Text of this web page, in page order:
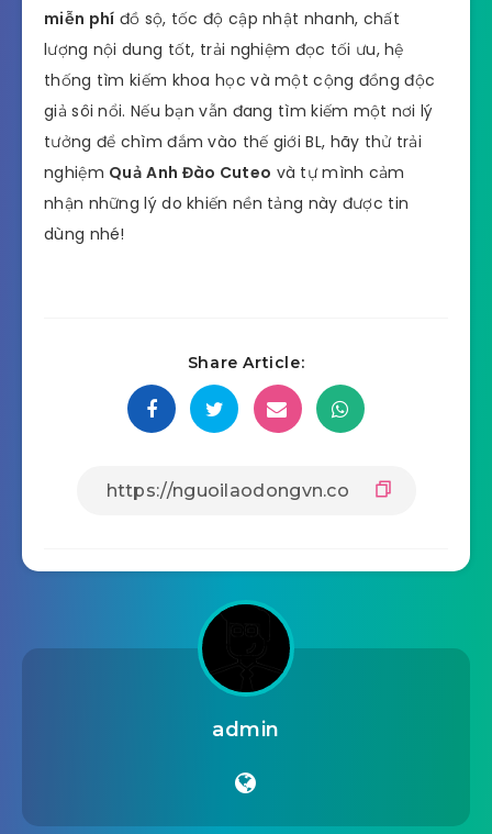
miễn phí đồ sộ, tốc độ cập nhật nhanh, chất
lượng nội dung tốt, trải nghiệm đọc tối ưu, hệ
thống tìm kiếm khoa học và một cộng đồng độc
giả sôi nổi. Nếu bạn vẫn đang tìm kiếm một nơi lý
tưởng để chìm đắm vào thế giới BL, hãy thử trải
nghiệm Quả Anh Đào Cuteo và tự mình cảm
nhận những lý do khiến nền tảng này được tin
dùng nhé!
Share Article:
admin